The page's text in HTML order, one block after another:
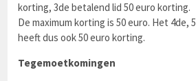
korting, 3de betalend lid 50 euro korting.
De maximum korting is 50 euro. Het 4de,
heeft dus ook 50 euro korting.
Tegemoetkomingen